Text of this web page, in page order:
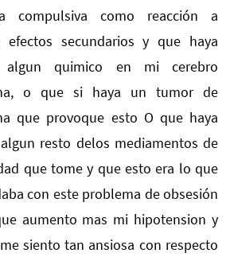
compulsiva como reacción a
efectos secundarios y que haya
algun quimico en mi cerebro
o que si haya un tumor de
que provoque esto O que haya
resto delos mediamentos de
que tome y que esto era lo que
con este problema de obsesión
aumento mas mi hipotension y
siento tan ansiosa con respecto